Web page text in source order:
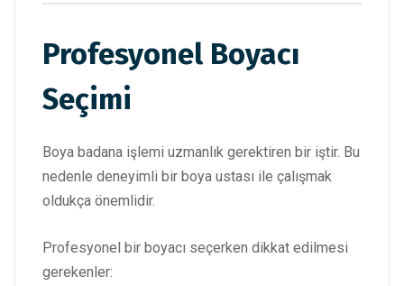
Profesyonel Boyacı
Seçimi
Boya badana işlemi uzmanlık gerektiren bir iştir. Bu
nedenle deneyimli bir boya ustası ile çalışmak
oldukça önemlidir.
Profesyonel bir boyacı seçerken dikkat edilmesi
gerekenler: